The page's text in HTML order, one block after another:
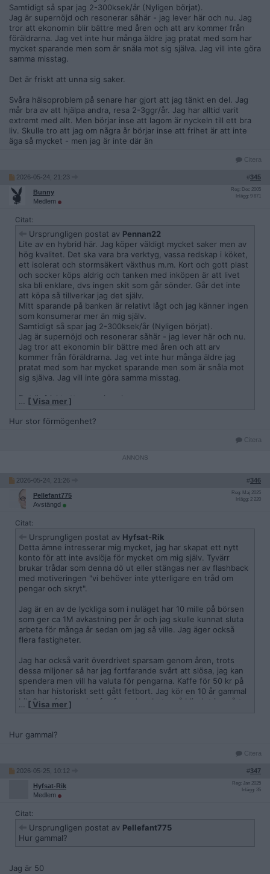
Samtidigt så spar jag 2-300ksek/år (Nyligen börjat).
Jag är supernöjd och resonerar såhär - jag lever här och nu. Jag
tror att ekonomin blir bättre med åren och att arv kommer från
föräldrarna. Jag vet inte hur många äldre jag pratat med som har
mycket sparande men som är snåla mot sig själva. Jag vill inte göra
samma misstag.
Det är friskt att unna sig saker.
Svåra hälsoproblem på senare har gjort att jag tänkt en del. Jag
mår bra av att hjälpa andra, resa 2-3ggr/år. Jag har alltid varit
extremt med allt. Men börjar inse att lagom är nyckeln till ett bra
liv. Skulle tro att jag om några år börjar inse att frihet är att inte
äga så mycket - men jag är inte där än
Citera
2026-05-24, 21:23 #345
Bunny
Medlem
Reg: Dec 2005
Inlägg: 9 871
Citat:
Ursprungligen postat av Pennan22
Lite av en hybrid här. Jag köper väldigt mycket saker men av
hög kvalitet. Det ska vara bra verktyg, vassa redskap i köket,
ett isolerat och stormsäkert växthus m.m. Kort och gott plast
och socker köps aldrig och tanken med inköpen är att livet
ska bli enklare, dvs ingen skit som går sönder. Går det inte
att köpa så tillverkar jag det själv.
Mitt sparande på banken är relativt lågt och jag känner ingen
som konsumerar mer än mig själv.
Samtidigt så spar jag 2-300ksek/år (Nyligen börjat).
Jag är supernöjd och resonerar såhär - jag lever här och nu.
Jag tror att ekonomin blir bättre med åren och att arv
kommer från föräldrarna. Jag vet inte hur många äldre jag
pratat med som har mycket sparande men som är snåla mot
sig själva. Jag vill inte göra samma misstag.
Det är friskt att unna sig saker.
Svåra hälsoproblem på senare har gjort att jag tänkt en del.
Jag mår bra av att hjälpa andra, resa 2-3ggr/år. Jag har alltid
varit extremt med allt. Men börjar inse att lagom är nyckeln
frihet är att inte äga så mycket - men jag är inte där än
… [ Visa mer ]
Hur stor förmögenhet?
Citera
2026-05-24, 21:26 #346
Pellefant775
Avstängd
Reg: Maj 2025
Inlägg: 2 220
Citat:
Ursprungligen postat av Hyfsat-Rik
Detta ämne intresserar mig mycket, jag har skapat ett nytt
konto för att inte avslöja för mycket om mig själv. Tyvärr
brukar trådar som denna dö ut eller stängas ner av flashback
med motiveringen "vi behöver inte ytterligare en tråd om
pengar och skryt".
Jag är en av de lyckliga som i nuläget har 10 mille på börsen
som ger ca 1M avkastning per år och jag skulle kunnat sluta
arbeta för många år sedan om jag så ville. Jag äger också
flera fastigheter.
Jag har också varit överdrivet sparsam genom åren, trots
dessa miljoner så har jag fortfarande svårt att slösa, jag kan
spendera men vill ha valuta för pengarna. Kaffe för 50 kr på
stan har historiskt sett gått fetbort. Jag kör en 10 år gammal
bil. Och eftersom jag fortfarande arbetar så blir det ju svårt
att unna mig något (dyrt) utan att tänka på hur många dagar
barn som skulle tänkas ärva mig.
… [ Visa mer ]
Hur gammal?
Citera
2026-05-25, 10:12 #347
Hyfsat-Rik
Medlem
Reg: Jan 2025
Inlägg: 35
Citat:
Ursprungligen postat av Pellefant775
Hur gammal?
Jag är 50